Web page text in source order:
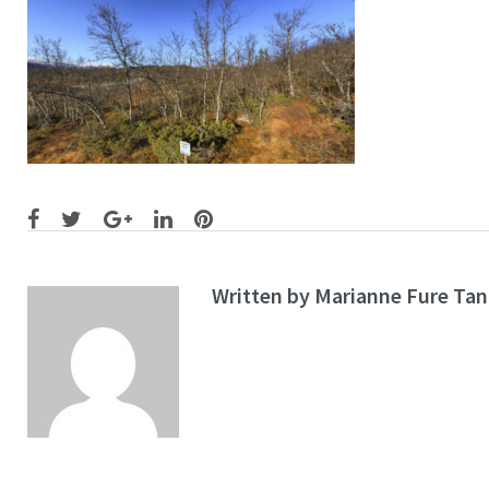
Facebook
TwitterGoogle+
LinkedInPinterest
Written by Marianne Fure